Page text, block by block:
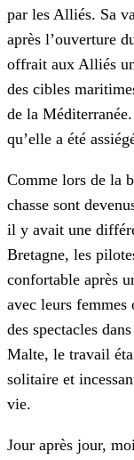
par les Alliés. Sa
après l’ouverture
offrait aux Alliés
des cibles
de la
qu’elle a été
Comme lors de la
chasse sont
il y avait une
Bretagne, les
confortable après
avec leurs femmes
des spectacles
Malte, le travail
solitaire et
vie.
Jour après jour,